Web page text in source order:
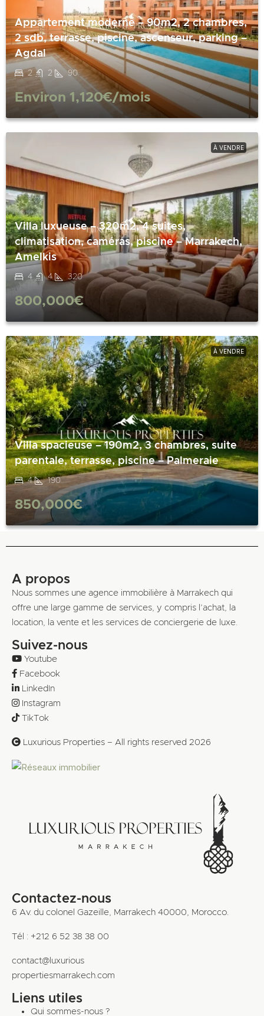
Appartement moderne – 90m2, 2 chambres,
2 sdb, terrasse, piscine, ascenseur, parking –
Agdal
2 2 90
Environ 1,120€/mois
À VENDRE
Villa luxueuse – 320m2, 4 suites,
climatisation, caméras, piscine – Marrakech,
Amelkis
4 4 320
800,000€
À VENDRE
Villa spacieuse – 190m2, 3 chambres, suite
parentale, terrasse, piscine – Palmeraie
4 190
850,000€
A propos
Nous sommes une agence immobilière à Marrakech qui
offre une large gamme de services, y compris l’achat, la
location, la vente et les services de conciergerie de luxe.
Suivez-nous
Youtube
Facebook
LinkedIn
Instagram
TikTok
Luxurious Properties – All rights reserved 2026
Contactez-nous
6 Av. du colonel Gazeille, Marrakech 40000, Morocco.
Tél : +212 6 52 38 38 00
contact@luxurious
propertiesmarrakech.com
Liens utiles
Qui sommes-nous ?